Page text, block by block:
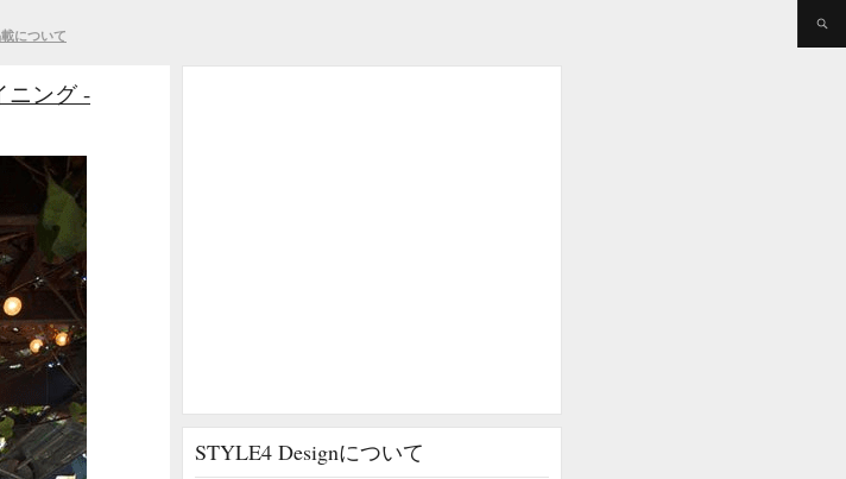
について
ニング -
STYLE4 Designについて